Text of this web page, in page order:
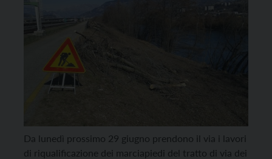
Da lunedì prossimo 29 giugno prendono il via i lavori
di riqualificazione dei marciapiedi del tratto di via dei